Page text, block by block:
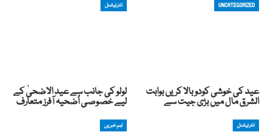
UNCATEGORIZED
عید کی خوشی کودوبالا کریں بوابت
الشرق مال میں بڑی جیت سے
انٹرنیشنل
لولو کی جانب سے عید الاضحیٰ کے
لیے خصوصی اُضحیہ آفرز متعارف
انٹرنیشنل اہم خبریں